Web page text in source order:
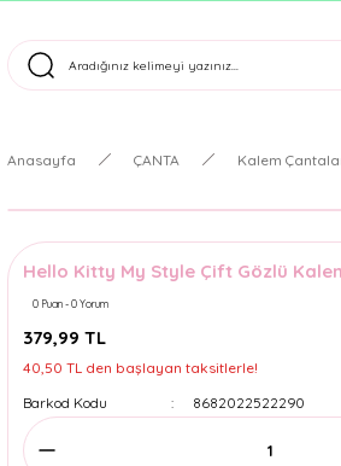
Tüm Siparişler Aynı Gün
Anasayfa ÇANTA Kalem
Hello Kitty My Style Çift Gözlü
0 Puan - 0 Yorum
379,99 TL
40,50 TL den başlayan taksitlerle!
Barkod Kodu
8682022522290